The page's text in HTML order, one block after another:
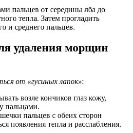
пальцев от середины лба до
тепла. Затем прогладить
и среднего пальцев.
удаления морщин
от «гусиных лапок»:
возле кончиков глаз кожу,
пальцами.
пальцев с обеих сторон
появления тепла и расслабления.